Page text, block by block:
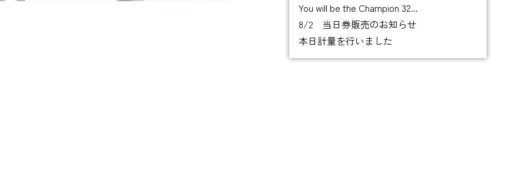
You will be the Champion 32...
8/2 当日券販売のお知らせ
本日計量を行いました